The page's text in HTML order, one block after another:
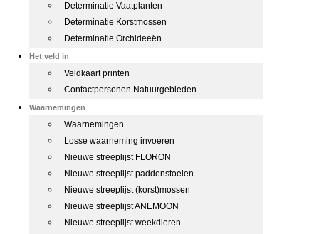
Determinatie Vaatplanten
Determinatie Korstmossen
Determinatie Orchideeën
Het veld in
Veldkaart printen
Contactpersonen Natuurgebieden
Waarnemingen
Waarnemingen
Losse waarneming invoeren
Nieuwe streeplijst FLORON
Nieuwe streeplijst paddenstoelen
Nieuwe streeplijst (korst)mossen
Nieuwe streeplijst ANEMOON
Nieuwe streeplijst weekdieren